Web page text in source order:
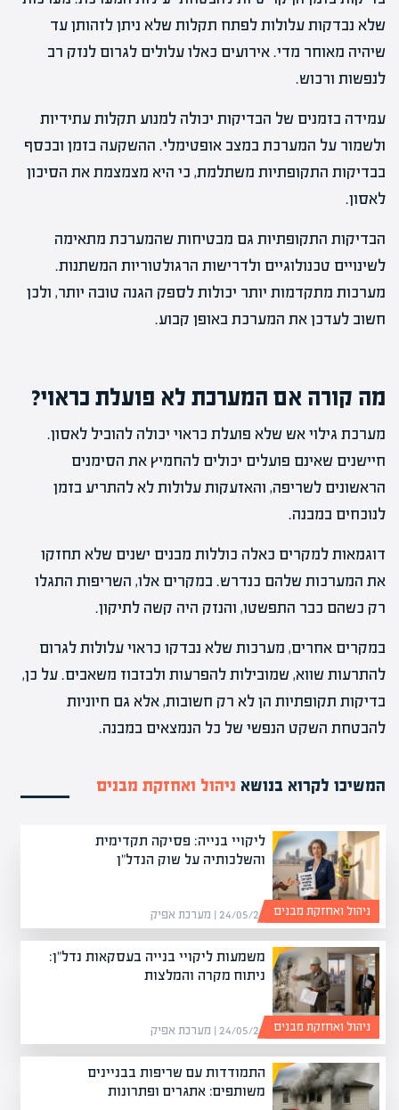
שלא נבדקות עלולות לפתח תקלות שלא ניתן לזהותן עד
שיהיה מאוחר מדי. אירועים כאלו עלולים לגרום לנזק רב
לנפשות ורכוש.
עמידה בזמנים של הבדיקות יכולה למנוע תקלות עתידיות
ולשמור על המערכת במצב אופטימלי. ההשקעה בזמן ובכסף
בבדיקות התקופתיות משתלמת, כי היא מצמצמת את הסיכון
לאסון.
הבדיקות התקופתיות גם מבטיחות שהמערכת מתאימה
לשינויים טכנולוגיים ולדרישות הרגולטוריות המשתנות.
מערכות מתקדמות יותר יכולות לספק הגנה טובה יותר, ולכן
חשוב לעדכן את המערכת באופן קבוע.
מה קורה אם המערכת לא פועלת כראוי?
מערכת גילוי אש שלא פועלת כראוי יכולה להוביל לאסון.
חיישנים שאינם פועלים יכולים להחמיץ את הסימנים
הראשונים לשריפה, והאזעקות עלולות לא להתריע בזמן
לנוכחים במבנה.
דוגמאות למקרים כאלה כוללות מבנים ישנים שלא תחזקו
את המערכות שלהם כנדרש. במקרים אלו, השריפות התגלו
רק כשהם כבר התפשטו, והנזק היה קשה לתיקון.
במקרים אחרים, מערכות שלא נבדקו כראוי עלולות לגרום
להתרעות שווא, שמובילות להפרעות ולבזבוז משאבים. על כן,
בדיקות תקופתיות הן לא רק חשובות, אלא גם חיוניות
להבטחת השקט הנפשי של כל הנמצאים במבנה.
המשיכו לקרוא בנושא ניהול ואחזקת מבנים
ליקויי בנייה: פסיקה תקדימית
והשלכותיה על שוק הנדל"ן
24/05/26 | מערכת אפיק ניהול ואחזקת מבנים
משמעות ליקויי בנייה בעסקאות נדל"ן:
ניתוח מקרה והמלצות
24/05/26 | מערכת אפיק ניהול ואחזקת מבנים
התמודדות עם שריפות בבניינים
משותפים: אתגרים ופתרונות